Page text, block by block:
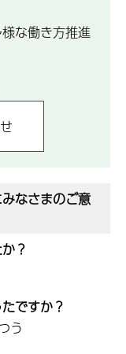
な働き方推進
なさまのご意
？
ですか？
う